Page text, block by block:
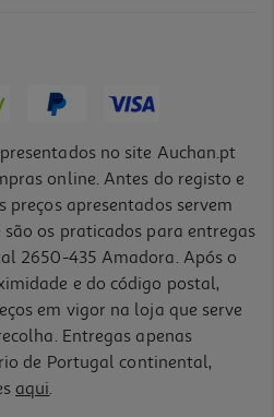
no site Auchan.pt
online. Antes do registo e
apresentados servem
os praticados para entregas
2650-435 Amadora. Após o
e do código postal,
em vigor na loja que serve
Entregas apenas
de Portugal continental,
aqui.